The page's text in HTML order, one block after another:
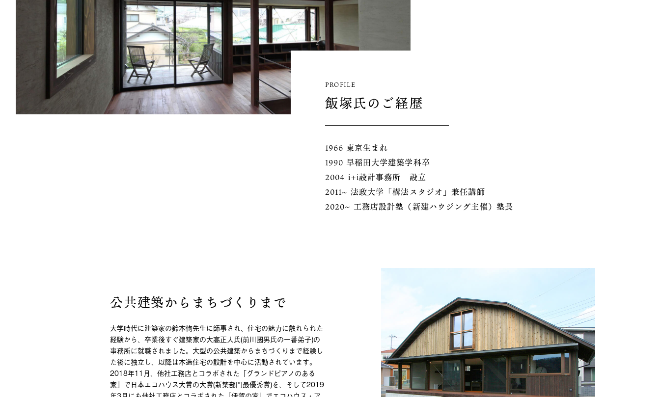
PROFILE
飯塚氏のご経歴
1966 東京生まれ
1990 早稲田大学建築学科卒
2004 i+i設計事務所 設立
2011~ 法政大学「構法スタジオ」兼任講師
2020~ 工務店設計塾（新建ハウジング主催）塾長
公共建築からまちづくりまで
大学時代に建築家の鈴木恂先生に師事され、住宅の魅力に触れられた
経験から、卒業後すぐ建築家の大高正人氏(前川國男氏の一番弟子)の
事務所に就職されました。大型の公共建築からまちづくりまで経験し
た後に独立し、以降は木造住宅の設計を中心に活動されています。
2018年11月、他社工務店とコラボされた「グランドピアノのある
家」で日本エコハウス大賞の大賞(新築部門最優秀賞)を、そして2019